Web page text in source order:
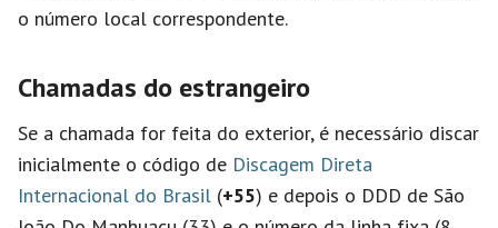
o número local correspondente.
Chamadas do estrangeiro
Se a chamada for feita do exterior, é necessário discar
inicialmente o código de Discagem Direta
Internacional do Brasil (+55) e depois o DDD de São